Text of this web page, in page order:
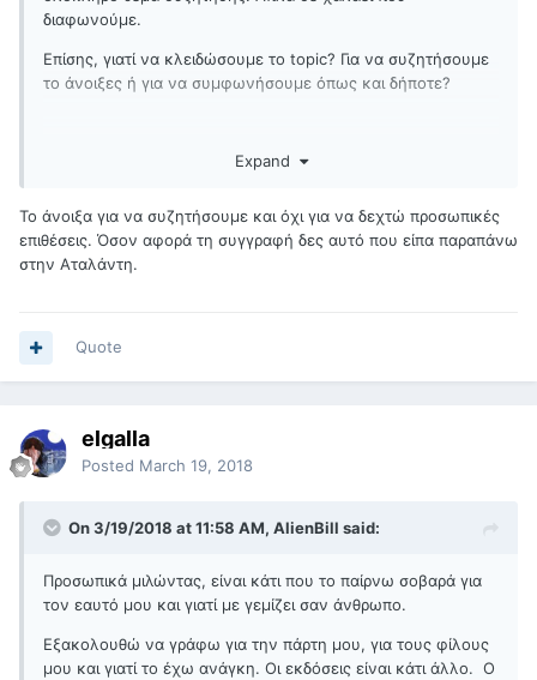
διαφωνούμε.
Επίσης, γιατί να κλειδώσουμε το topic? Για να συζητήσουμε
το άνοιξες ή για να συμφωνήσουμε όπως και δήποτε?
Όσον αφορά όλα τα υπόλοιπα, διάβασε το ποστ της
η συγγραφή για πολλούς από εμάς.
Όσοι το βλέπουν σαν κουτσό ή τυφλόμυγα, μπορούν να
αρχίσουν να δένουν τα ματάκια τους.
Expand
Το άνοιξα για να συζητήσουμε και όχι για να δεχτώ προσωπικές
επιθέσεις. Όσον αφορά τη συγγραφή δες αυτό που είπα παραπάνω
στην Αταλάντη.
Quote
elgalla
Posted March 19, 2018
On 3/19/2018 at 11:58 AM, AlienBill said:
Προσωπικά μιλώντας, είναι κάτι που το παίρνω σοβαρά για
τον εαυτό μου και γιατί με γεμίζει σαν άνθρωπο.
Εξακολουθώ να γράφω για την πάρτη μου, για τους φίλους
μου και γιατί το έχω ανάγκη. Οι εκδόσεις είναι κάτι άλλο. Ο